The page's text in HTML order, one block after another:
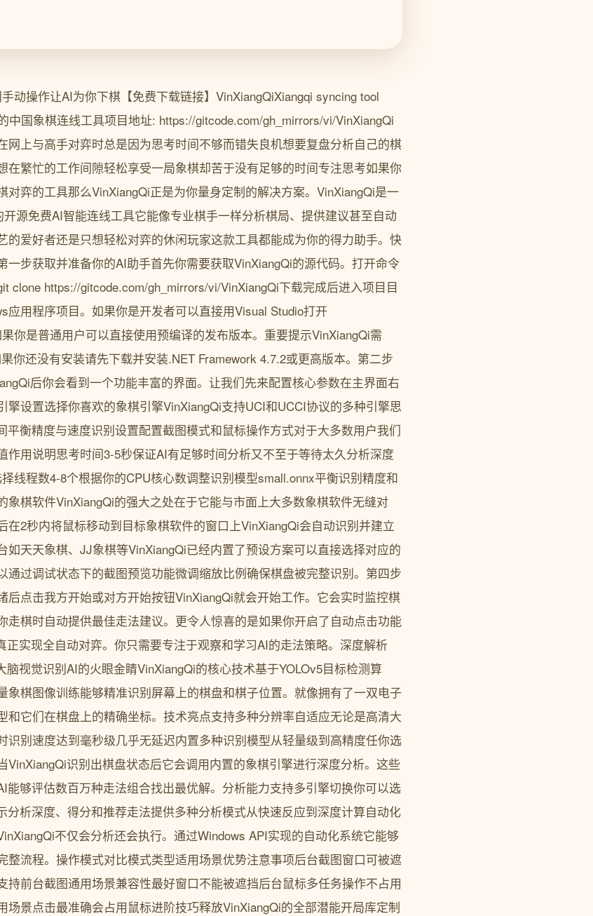
动操作让AI为你下棋【免费下载链接】VinXiangQiXiangqi syncing tool
中国象棋连线工具项目地址: https://gitcode.com/gh_mirrors/vi/VinXiangQi
网上与高手对弈时总是因为思考时间不够而错失良机想要复盘分析自己的棋
在繁忙的工作间隙轻松享受一局象棋却苦于没有足够的时间专注思考如果你
对弈的工具那么VinXiangQi正是为你量身定制的解决方案。VinXiangQi是一
源免费AI智能连线工具它能像专业棋手一样分析棋局、提供建议甚至自动
的爱好者还是只想轻松对弈的休闲玩家这款工具都能成为你的得力助手。快
一步获取并准备你的AI助手首先你需要获取VinXiangQi的源代码。打开命令
clone https://gitcode.com/gh_mirrors/vi/VinXiangQi下载完成后进入项目目
应用程序项目。如果你是开发者可以直接用Visual Studio打开
你是普通用户可以直接使用预编译的发布版本。重要提示VinXiangQi需
你还没有安装请先下载并安装.NET Framework 4.7.2或更高版本。第二步
后你会看到一个功能丰富的界面。让我们先来配置核心参数在主界面右
擎设置选择你喜欢的象棋引擎VinXiangQi支持UCI和UCCI协议的多种引擎思
平衡精度与速度识别设置配置截图模式和鼠标操作方式对于大多数用户我们
作用说明思考时间3-5秒保证AI有足够时间分析又不至于等待太久分析深度
线程数4-8个根据你的CPU核心数调整识别模型small.onnx平衡识别精度和
象棋软件VinXiangQi的强大之处在于它能与市面上大多数象棋软件无缝对
在2秒内将鼠标移动到目标象棋软件的窗口上VinXiangQi会自动识别并建立
如天天象棋、JJ象棋等VinXiangQi已经内置了预设方案可以直接选择对应的
通过调试状态下的截图预览功能微调缩放比例确保棋盘被完整识别。第四步
后点击我方开始或对方开始按钮VinXiangQi就会开始工作。它会实时监控棋
走棋时自动提供最佳走法建议。更令人惊喜的是如果你开启了自动点击功能
正实现全自动对弈。你只需要专注于观察和学习AI的走法策略。深度解析
视觉识别AI的火眼金睛VinXiangQi的核心技术基于YOLOv5目标检测算
象棋图像训练能够精准识别屏幕上的棋盘和棋子位置。就像拥有了一双电子
和它们在棋盘上的精确坐标。技术亮点支持多种分辨率自适应无论是高清大
识别速度达到毫秒级几乎无延迟内置多种识别模型从轻量级到高精度任你选
VinXiangQi识别出棋盘状态后它会调用内置的象棋引擎进行深度分析。这些
能够评估数百万种走法组合找出最优解。分析能力支持多引擎切换你可以选
分析深度、得分和推荐走法提供多种分析模式从快速反应到深度计算自动化
不仅会分析还会执行。通过Windows API实现的自动化系统它能够
整流程。操作模式对比模式类型适用场景优势注意事项后台截图窗口可被遮
持前台截图通用场景兼容性最好窗口不能被遮挡后台鼠标多任务操作不占用
场景点击最准确会占用鼠标进阶技巧释放VinXiangQi的全部潜能开局库定制